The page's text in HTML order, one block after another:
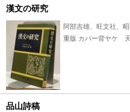
漢文の研究
阿部吉雄、旺文社、
重版 カバー背ヤケ
品山詩稿